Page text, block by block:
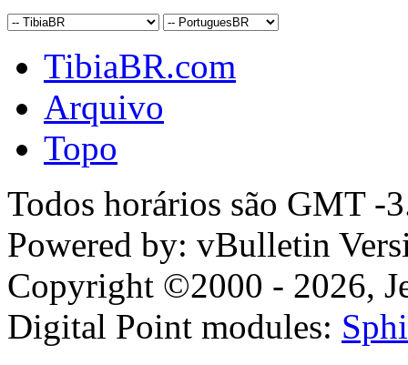
TibiaBR.com
Arquivo
Topo
Todos horários são GMT -
Powered by: vBulletin
Copyright ©2000 - 2026,
Digital Point modules: